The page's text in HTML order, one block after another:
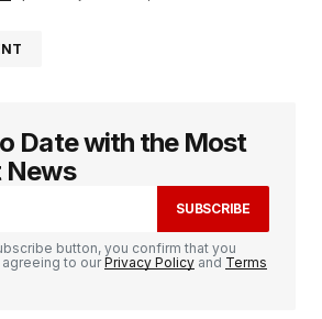
e-mail ne sera pas publiée. Les
sont indiqués avec
Date with the Most
News
SUBSCRIBE
button, you confirm that you
agreeing to ourPrivacy Policy and Terms